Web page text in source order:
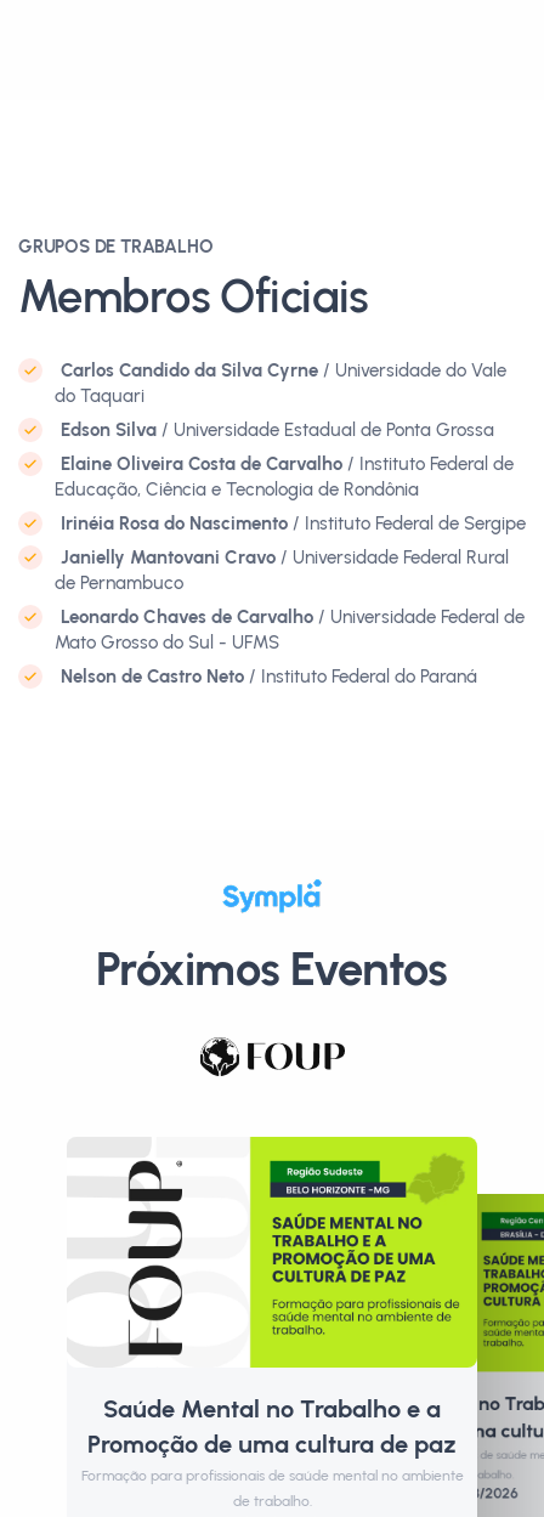
GRUPOS DE TRABALHO
Membros Oficiais
Carlos Candido da Silva Cyrne / Universidade do Vale
do Taquari
Edson Silva / Universidade Estadual de Ponta Grossa
Elaine Oliveira Costa de Carvalho / Instituto Federal de
Educação, Ciência e Tecnologia de Rondônia
Irinéia Rosa do Nascimento / Instituto Federal de Sergipe
Janielly Mantovani Cravo / Universidade Federal Rural
de Pernambuco
Leonardo Chaves de Carvalho / Universidade Federal de
Mato Grosso do Sul - UFMS
Nelson de Castro Neto / Instituto Federal do Paraná
Próximos Eventos
Saúde Mental no Trabalho e a
Promoção de uma cultura de paz
Formação para profissionais de saúde mental no ambiente
de trabalho.
Saúde Mental no
Promoção de uma
Formação para profissionais de saúde
de trabalho.
11/08/2026